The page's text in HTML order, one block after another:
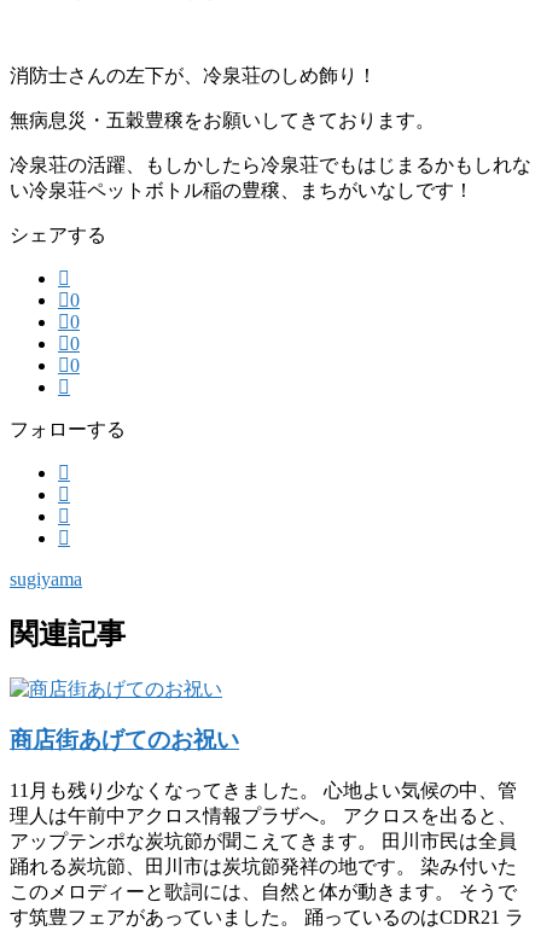
消防士さんの左下が、冷泉荘のしめ飾り！
無病息災・五穀豊穣をお願いしてきております。
冷泉荘の活躍、もしかしたら冷泉荘でもはじまるかもしれな
い冷泉荘ペットボトル稲の豊穣、まちがいなしです！
シェアする
0
0
0
0
フォローする
sugiyama
関連記事
商店街あげてのお祝い
11月も残り少なくなってきました。 心地よい気候の中、管
理人は午前中アクロス情報プラザへ。 アクロスを出ると、
アップテンポな炭坑節が聞こえてきます。 田川市民は全員
踊れる炭坑節、田川市は炭坑節発祥の地です。 染み付いた
このメロディーと歌詞には、自然と体が動きます。 そうで
す筑豊フェアがあっていました。 踊っているのはCDR21 ラ